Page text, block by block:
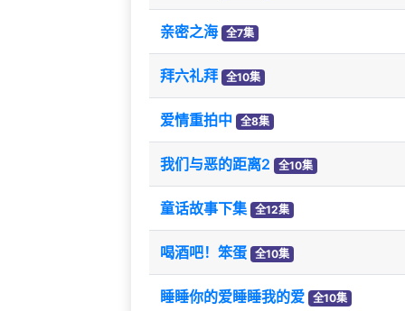
亲密之海 全7集
拜六礼拜 全10集
爱情重拍中 全8集
我们与恶的距离2 全10集
童话故事下集 全12集
喝酒吧！笨蛋 全10集
睡睡你的爱睡睡我的爱 全10集